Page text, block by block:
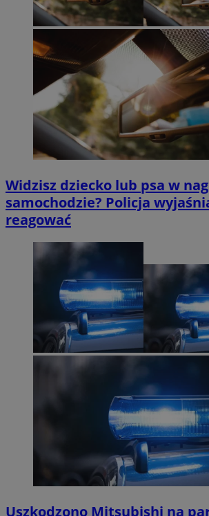
Widzisz dziecko lub psa w
samochodzie? Policja
reagować
Uszkodzono Mitsubishi na